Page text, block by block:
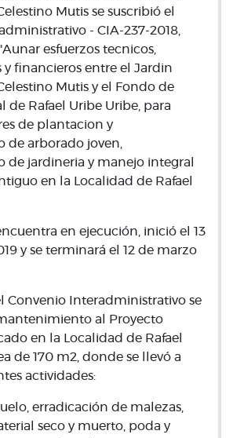
Mutis se suscribió el
- CIA-237-2018,
esfuerzos tecnicos,
financieros entre el Jardin
Mutis y el Fondo de
de Rafael Uribe Uribe, para
de plantacion y
arborado joven,
jardineria y manejo integral
en la Localidad de Rafael
en ejecución, inició el 13
y se terminará el 12 de marzo
Convenio Interadministrativo se
al Proyecto
en la Localidad de Rafael
de 170 m2, donde se llevó a
actividades:
erradicación de malezas,
seco y muerto, poda y